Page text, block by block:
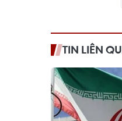
TIN LIÊN